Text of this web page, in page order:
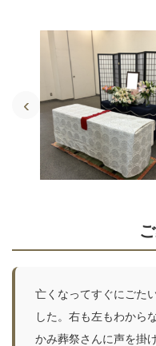
‹
亡くなってすぐにごた
した。右も左もわから
かみ葬祭さんに声を掛